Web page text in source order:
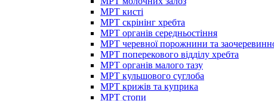
МРТ кисті
МРТ скрінінг хребта
МРТ органів середньостіння
МРТ черевної порожнини та
МРТ поперекового відділу хребта
МРТ органів малого тазу
МРТ кульшового суглоба
МРТ крижів та куприка
МРТ стопи